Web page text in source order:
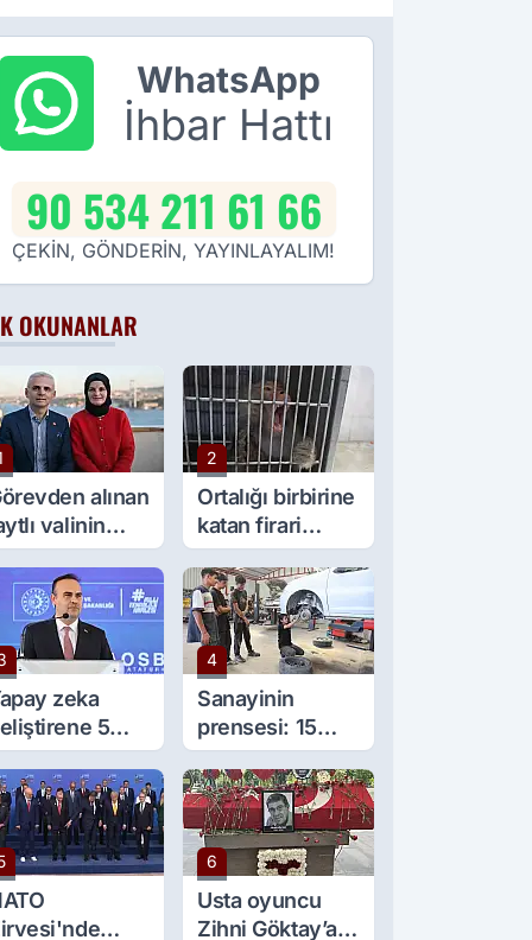
WhatsApp
İhbar Hattı
90 534 211 61 66
ÇEKİN, GÖNDERİN, YAYINLAYALIM!
OKUNANLAR
alınan
valinin
sürpriz
görev
2
Ortalığı birbirine
katan firari
maymun, kadını
yaraladı
zeka
5
lira kredi
4
Sanayinin
prensesi: 15
yaşında 5 çırağı
var
6
Usta oyuncu
Zihni Göktay’a